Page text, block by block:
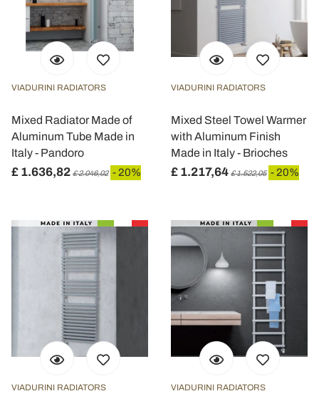
VIADURINI RADIATORS
Mixed Radiator Made of
Aluminum Tube Made in
Italy - Pandoro
£ 1.636,82 £ 2.046,02 - 20%
VIADURINI RADIATORS
Mixed Steel Towel Warmer
with Aluminum Finish
Made in Italy - Brioches
£ 1.217,64 £ 1.522,05 - 20%
VIADURINI RADIATORS VIADURINI RADIATORS